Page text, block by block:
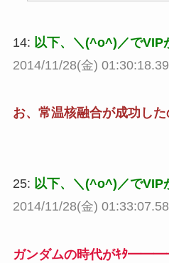
14: 以下、＼(^o^)／でVIP
2014/11/28(金)
お、常温核融合が成功した
25: 以下、＼(^o^)／でVIP
2014/11/28(金)
ガンダムの時代がｷﾀ